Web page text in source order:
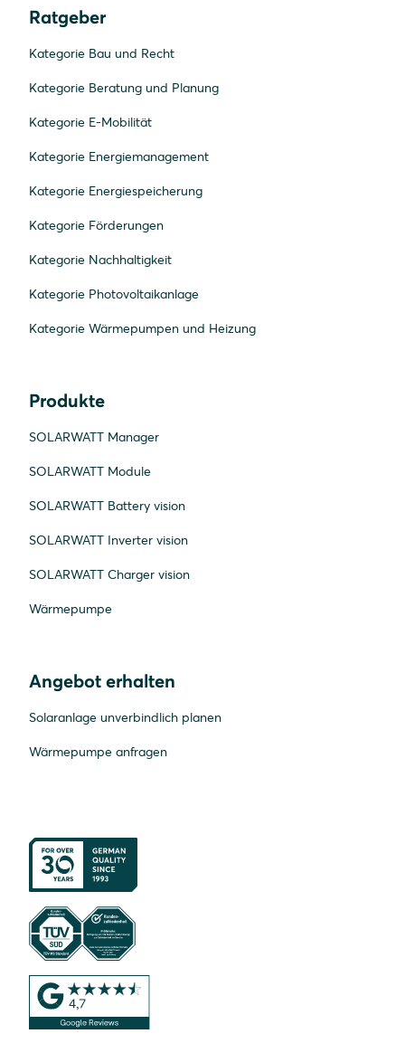
Ratgeber
Kategorie Bau und Recht
Kategorie Beratung und Planung
Kategorie E-Mobilität
Kategorie Energiemanagement
Kategorie Energiespeicherung
Kategorie Förderungen
Kategorie Nachhaltigkeit
Kategorie Photovoltaikanlage
Kategorie Wärmepumpen und Heizung
Produkte
SOLARWATT Manager
SOLARWATT Module
SOLARWATT Battery vision
SOLARWATT Inverter vision
SOLARWATT Charger vision
Wärmepumpe
Angebot erhalten
Solaranlage unverbindlich planen
Wärmepumpe anfragen